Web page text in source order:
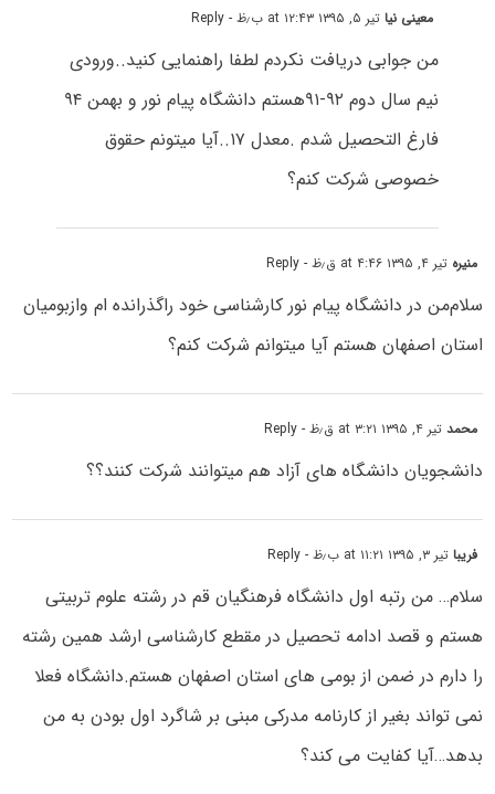
معینی نیاتیر ۵, ۱۳۹۵ at ۱۲:۴۳ ب٫ظ - Reply
من جوابی دریافت نکردم لطفا راهنمایی کنید..ورودی
نیم سال دوم ۹۲-۹۱هستم دانشگاه پیام نور و بهمن ۹۴
فارغ التحصیل شدم .معدل ۱۷..آیا میتونم حقوق
خصوصی شرکت کنم؟
منیره تیر ۴, ۱۳۹۵ at ۴:۴۶ ق٫ظ - Reply
سلام‌من در دانشگاه پیام نور کارشناسی خود راگذرانده ام وازبومیان
استان اصفهان هستم آیا میتوانم شرکت کنم؟
محمدتیر ۴, ۱۳۹۵ at ۳:۲۱ ق٫ظ - Reply
دانشجویان دانشگاه های آزاد هم میتوانند شرکت کنند؟؟
فریباتیر ۳, ۱۳۹۵ at ۱۱:۲۱ ب٫ظ - Reply
سلام… من رتبه اول دانشگاه فرهنگیان قم در رشته علوم تربیتی
هستم و قصد ادامه تحصیل در مقطع کارشناسی ارشد همین رشته
را دارم در ضمن از بومی های استان اصفهان هستم.دانشگاه فعلا
نمی تواند بغیر از کارنامه مدرکی مبنی بر شاگرد اول بودن به من
بدهد…آیا کفایت می کند؟